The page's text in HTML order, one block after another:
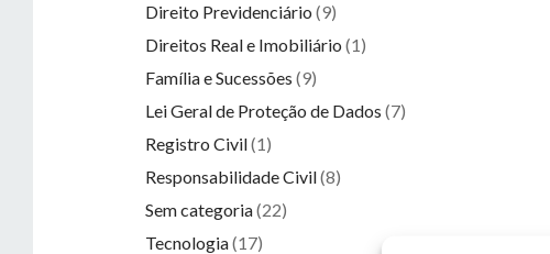
Direito Previdenciário (9)
Direitos Real e Imobiliário (1)
Família e Sucessões (9)
Lei Geral de Proteção de Dados (7)
Registro Civil(1)
Responsabilidade Civil(8)
Sem categoria(22)
Tecnologia(17)